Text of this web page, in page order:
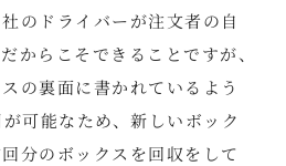
のドライバーが注文者の自
からこそできることですが、
の裏面に書かれているよう
可能なため、新しいボック
分のボックスを回収をして